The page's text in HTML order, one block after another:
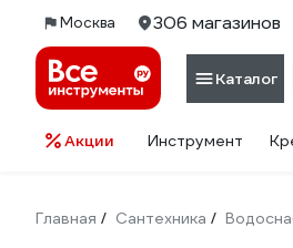
Москва 306 магазинов
Каталог
Акции Инструмент
Главная / Сантехника /